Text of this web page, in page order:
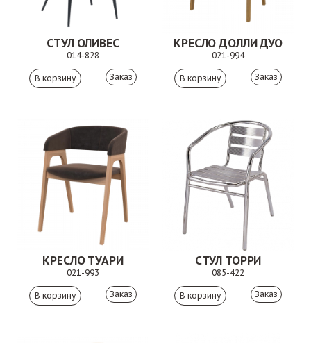
СТУЛ ОЛИВЕС
014-828
Заказ
КРЕСЛО ДОЛЛИ ДУО
021-994
Заказ
КРЕСЛО ТУАРИ
021-993
Заказ
СТУЛ ТОРРИ
085-422
Заказ